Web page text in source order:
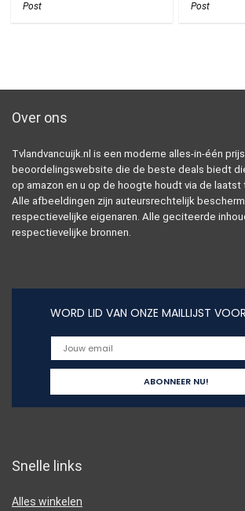
Post Post
Over ons
Tvlandvancuijk.nl is een moderne alles-in-één
beoordelingswebsite die de beste deals biedt
op amazon en u op de hoogte houdt via de
Alle afbeeldingen zijn auteursrechtelijk
respectievelijke eigenaren. Alle geciteerde
respectievelijke bronnen.
WORD LID VAN ONZE MAILLIJST
Snelle links
Alles winkelen